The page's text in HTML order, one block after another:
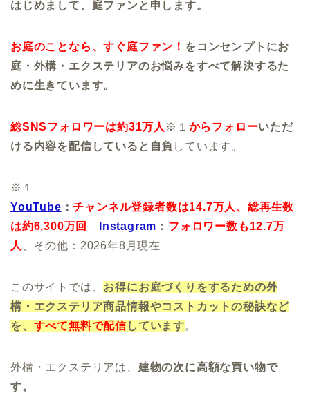
はじめまして、庭ファンと申します。
お庭のことなら、すぐ庭ファン！ をコンセンプトにお
庭・外構・エクステリアのお悩みをすべて解決するた
めに生きています。
総SNSフォロワーは約31万人 ※１ からフォローいただ
ける内容を配信していると自負 しています。
※１
YouTube ：チャンネル登録者数は14.7万人、総再生数
は約6,300万回
Instagram ： フォロワー数も12.7万
人
、その他：2026年8月現在
このサイトでは、 お得にお庭づくりをするための外
構・エクステリア商品情報やコストカットの秘訣など
を、 すべて無料で配信 しています。
外構・エクステリアは、 建物の次に高額な買い物で
す。